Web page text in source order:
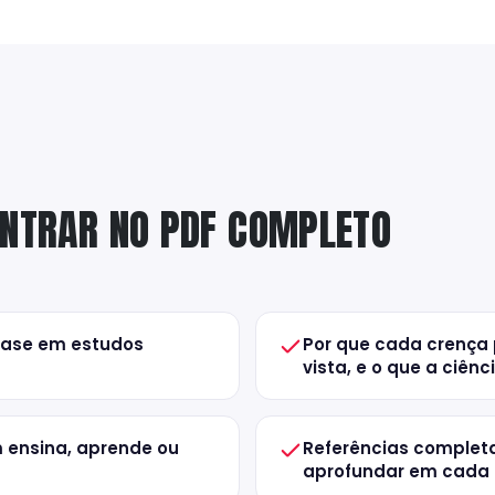
NO PDF COMPLETO
em estudos
Por que cada
vista, e o que a
aprende ou
Referências
aprofundar em